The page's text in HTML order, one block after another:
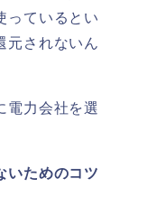
っているとい
元されないん
電力会社を選
いためのコツ